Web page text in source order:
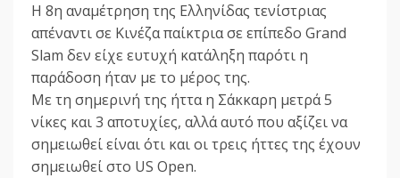
Η 8η αναμέτρηση της Ελληνίδας τενίστριας
απέναντι σε Κινέζα παίκτρια σε επίπεδο Grand
Slam δεν είχε ευτυχή κατάληξη παρότι η
παράδοση ήταν με το μέρος της.
Με τη σημερινή της ήττα η Σάκκαρη μετρά 5
νίκες και 3 αποτυχίες, αλλά αυτό που αξίζει να
σημειωθεί είναι ότι και οι τρεις ήττες της έχουν
σημειωθεί στο US Open.